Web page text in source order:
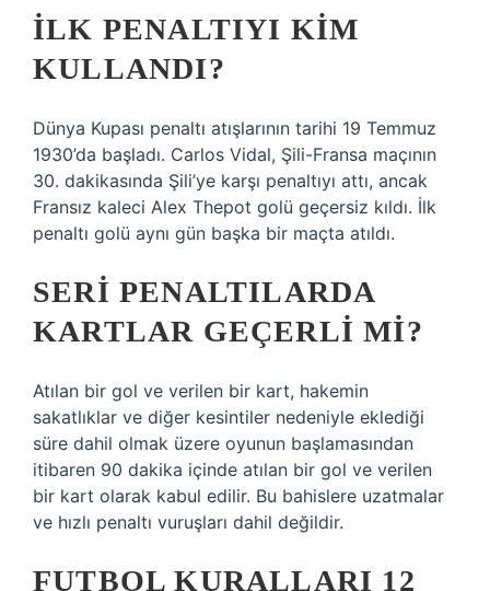
İLK PENALTIYI KIM
KULLANDI?
Dünya Kupası penaltı atışlarının tarihi 19 Temmuz
1930’da başladı. Carlos Vidal, Şili-Fransa maçının
30. dakikasında Şili’ye karşı penaltıyı attı, ancak
Fransız kaleci Alex Thepot golü geçersiz kıldı. İlk
penaltı golü aynı gün başka bir maçta atıldı.
SERI PENALTILARDA
KARTLAR GEÇERLI MI?
Atılan bir gol ve verilen bir kart, hakemin
sakatlıklar ve diğer kesintiler nedeniyle eklediği
süre dahil olmak üzere oyunun başlamasından
itibaren 90 dakika içinde atılan bir gol ve verilen
bir kart olarak kabul edilir. Bu bahislere uzatmalar
ve hızlı penaltı vuruşları dahil değildir.
FUTBOL KURALLARI 12